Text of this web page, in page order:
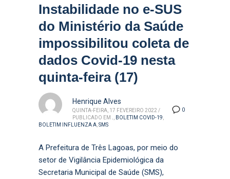
Instabilidade no e-SUS
do Ministério da Saúde
impossibilitou coleta de
dados Covid-19 nesta
quinta-feira (17)
0
Henrique Alves
QUINTA-FEIRA, 17 FEVEREIRO 2022 /
PUBLICADO EM
BOLETIM COVID-19
BOLETIM INFLUENZA A SMS
A Prefeitura de Três Lagoas, por meio do
setor de Vigilância Epidemiológica da
Secretaria Municipal de Saúde (SMS),